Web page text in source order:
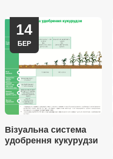
14
БЕР
Візуальна система
удобрення кукурудзи